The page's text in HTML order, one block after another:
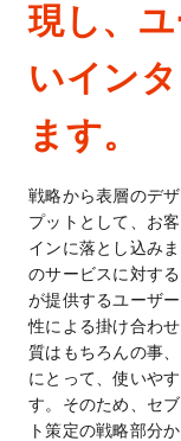
現し、
いイン
ます。
戦略から表層のデ
プットとして、お
インに落とし込み
のサービスに対す
が提供するユーザ
性による掛け合わ
質はもちろんの事
にとって、使いや
す。そのため、セ
ト策定の戦略部分